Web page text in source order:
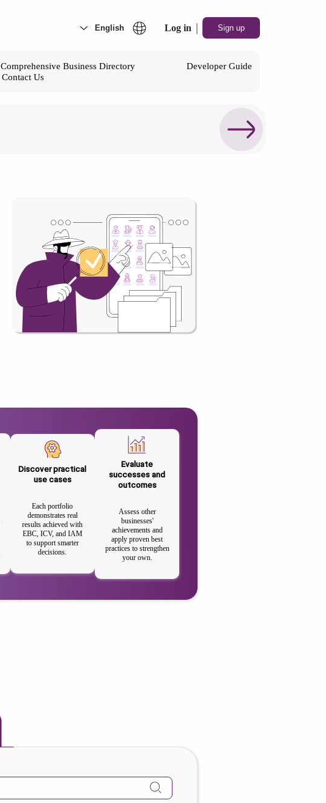
Log in | Sign up
Comprehensive Business Directory
Developer Guide
Contact Us
Discover practical
use cases
Each portfolio
demonstrates real
results achieved with
EBC, ICV, and IAM
to support smarter
decisions.
Evaluate
successes and
outcomes
Assess other
businesses'
achievements and
apply proven best
practices to strengthen
your own.